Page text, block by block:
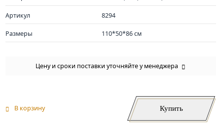
Артикул 8294
Размеры 110*50*86 см
Цену и сроки поставки уточняйте у менеджера
В корзину Купить